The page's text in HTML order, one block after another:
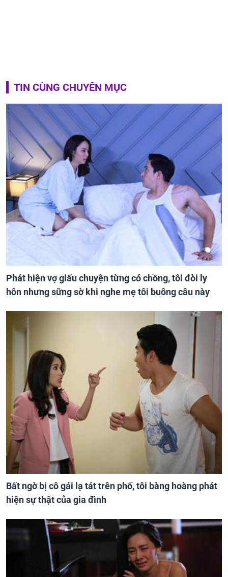
TIN CÙNG CHUYÊN MỤC
Phát hiện vợ giấu chuyện từng có chồng, tôi đòi ly
hôn nhưng sững sờ khi nghe mẹ tôi buông câu này
Bất ngờ bị cô gái lạ tát trên phố, tôi bàng hoàng phát
hiện sự thật của gia đình